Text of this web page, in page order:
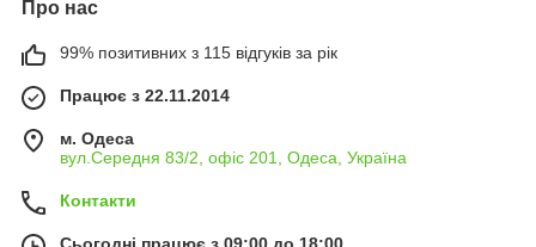
Про нас
99% позитивних з 115 відгуків за рік
Працює з 22.11.2014
м. Одеса
вул.Середня 83/2, офіс 201, Одеса, Україна
Контакти